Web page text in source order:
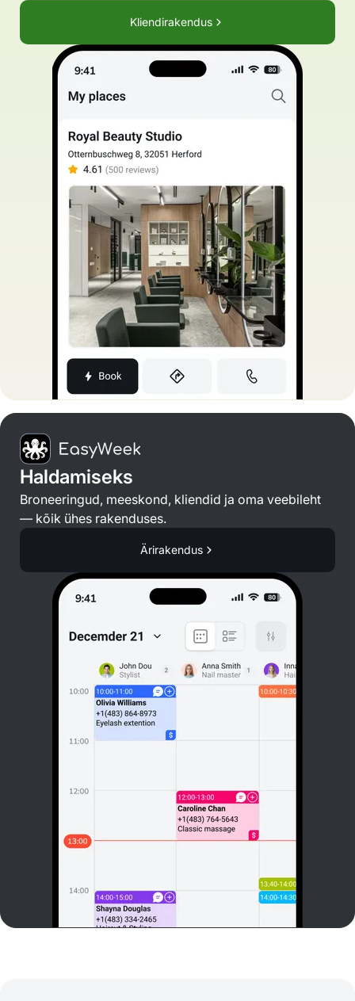
Kliendirakendus
Haldamiseks
Broneeringud, meeskond, kliendid ja oma veebileht
— kõik ühes rakenduses.
Ärirakendus